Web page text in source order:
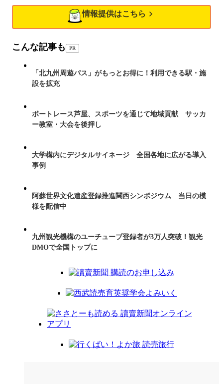
情報提供はこちら
こんな記事も PR
「北九州周遊パス」がもっとお得に！利用できる駅・施
設を拡充
ボートレース芦屋、スポーツを通じて地域貢献 サッカ
ー教室・大会を後押し
大学構内にデジタルサイネージ 全国各地に広がる導入
事例
阿蘇世界文化遺産登録推進関西シンポジウム 当日の模
様を配信中
九州観光機構のユーチューブ登録者が3万人突破！観光
DMOで全国トップに